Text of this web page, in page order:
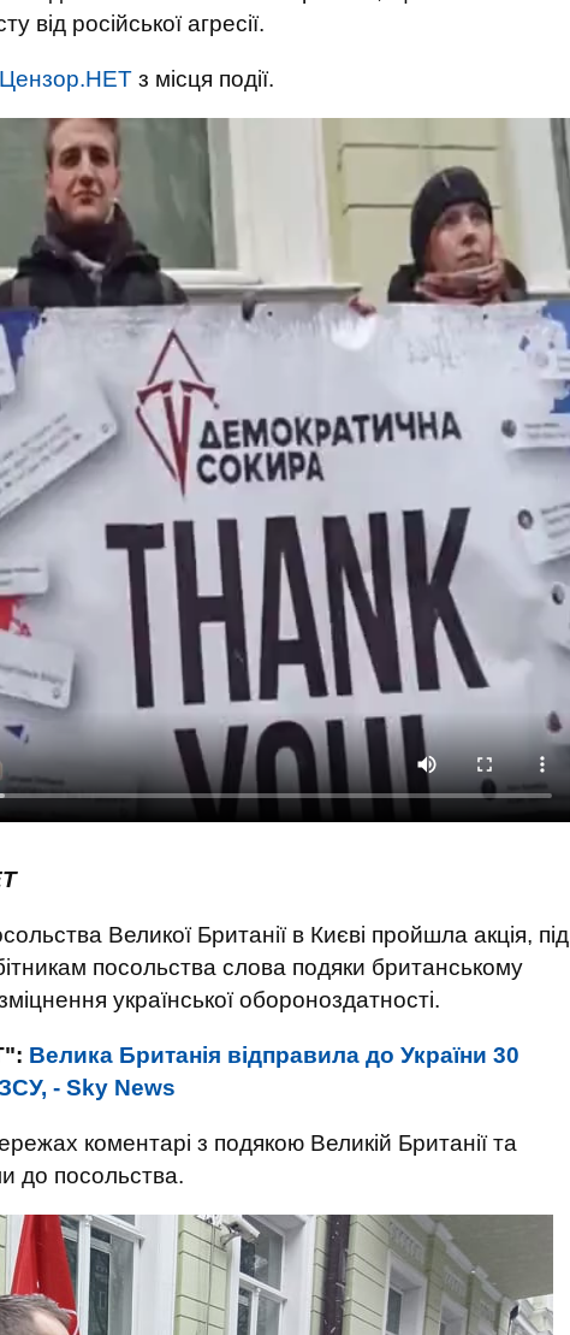
від російської агресії.
Цензор.НЕТ з місця події.
Великої Британії в Києві пройшла акція, під
посольства слова подяки британському
української обороноздатності.
Велика Британія відправила до України 30
- Sky News
коментарі з подякою Великій Британії та
до посольства.